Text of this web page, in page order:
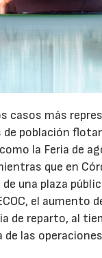
casos más
de población
la Feria de
que en
de una plaza
el aumento
de reparto, al
de las